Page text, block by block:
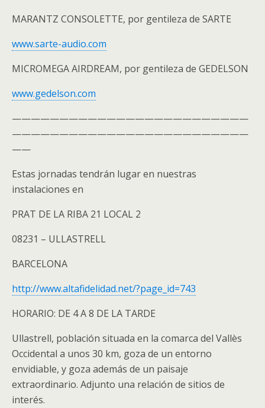
MARANTZ CONSOLETTE, por gentileza de SARTE
www.sarte-audio.com
MICROMEGA AIRDREAM, por gentileza de GEDELSON
www.gedelson.com
—————————————————————————
—————————————————————————
——
Estas jornadas tendrán lugar en nuestras
instalaciones en
PRAT DE LA RIBA 21 LOCAL 2
08231 – ULLASTRELL
BARCELONA
http://www.altafidelidad.net/?page_id=743
HORARIO: DE 4 A 8 DE LA TARDE
Ullastrell, población situada en la comarca del Vallès
Occidental a unos 30 km, goza de un entorno
envidiable, y goza además de un paisaje
extraordinario. Adjunto una relación de sitios de
interés.